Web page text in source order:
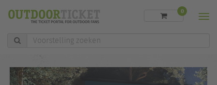
Voorstelling
zoeken
0